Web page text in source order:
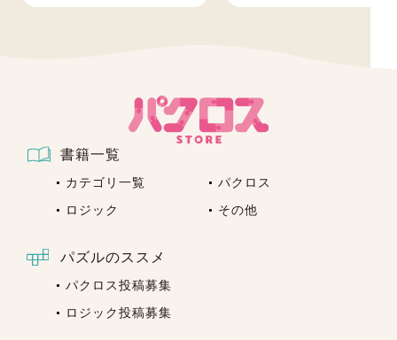
利用前に必ずメール受信設定のご確認をお願
ご注文方法などご不明点がある場合は、サイ
ト内のお問合せフォームよりご連絡くださ
い。
なおご回答させていただくまでに、お時間を
数日いただく場合がございます。あらかじめ
ご了承ください。
またお問い合わせの内容によっては、回答い
ご了承ください。
書籍一覧
カテゴリ一覧
パクロス
ロジック
その他
パズルのススメ
パクロス投稿募集
ロジック投稿募集